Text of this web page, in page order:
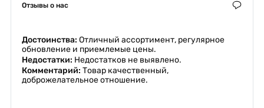
Отзывы о нас
Достоинства: Отличный ассортимент, регулярное
обновление и приемлемые цены.
Недостатки: Недостатков не выявлено.
Комментарий: Товар качественный,
доброжелательное отношение.